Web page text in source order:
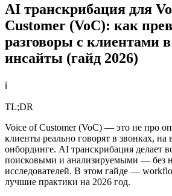
AI транскрибация для
Customer (VoC): как
разговоры с клиентами
инсайты (гайд 2026)
ℹ️
TL;DR
Voice of Customer (VoC) — это не про
клиенты реально говорят в звонках, на
онбординге. AI транскрибация делает
поисковыми и анализируемыми — без
исследователей. В этом гайде —
лучшие практики на 2026 год.